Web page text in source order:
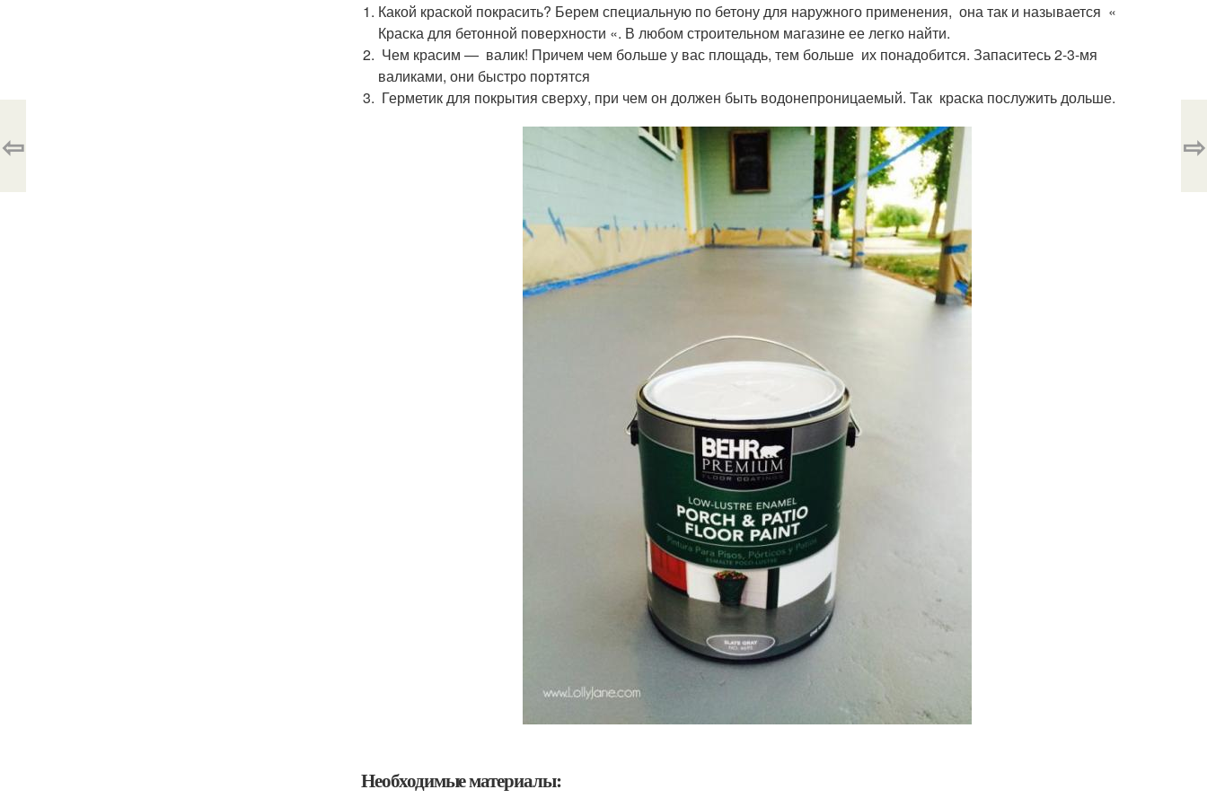
Какой краской покрасить? Берем специальную по бетону для наружного применения, она так и называется «
Краска для бетонной поверхности «. В любом строительном магазине ее легко найти.
Чем красим — валик! Причем чем больше у вас площадь, тем больше их понадобится. Запаситесь 2-3-мя
валиками, они быстро портятся
Герметик для покрытия сверху, при чем он должен быть водонепроницаемый. Так краска послужить дольше.
Необходимые материалы:
⇦ ⇨